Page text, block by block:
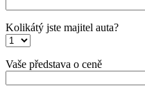
Kolikátý jste majitel auta?
Vaše představa o ceně